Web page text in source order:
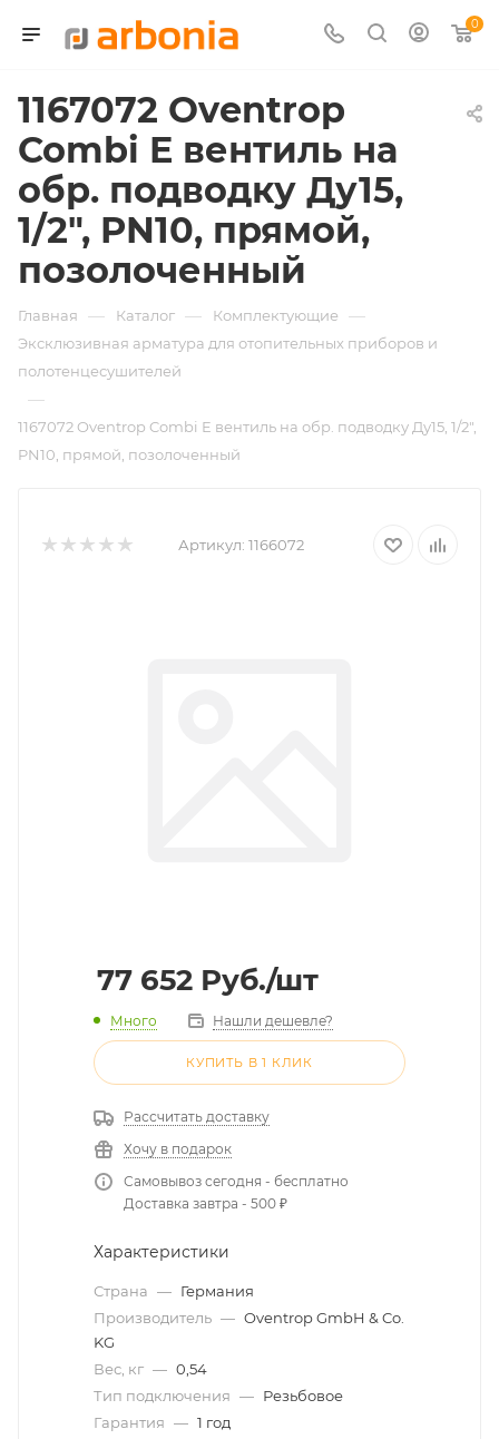
0
1167072 Oventrop
Combi E вентиль на
обр. подводку Ду15,
1/2", PN10, прямой,
позолоченный
Главная — Каталог — Комплектующие —
Эксклюзивная арматура для отопительных приборов и
полотенцесушителей
—
1167072 Oventrop Combi E вентиль на обр. подводку Ду15, 1/2",
PN10, прямой, позолоченный
Артикул: 1166072
77 652 Руб./шт
Много Нашли дешевле?
КУПИТЬ В 1 КЛИК
Рассчитать доставку
Хочу в подарок
Самовывоз сегодня - бесплатно
Доставка завтра - 500 ₽
Характеристики
Страна — Германия
Производитель — Oventrop GmbH & Co.
KG
Вес, кг — 0,54
Тип подключения — Резьбовое
Гарантия — 1 год